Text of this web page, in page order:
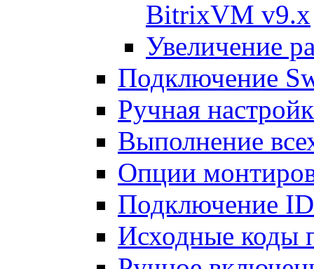
BitrixVM v9.x
Увеличение
Подключение
Ручная
Выполнение
Опции
Подключение
Исходные коды